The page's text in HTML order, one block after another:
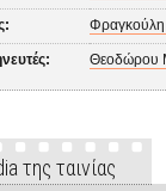
Φραγκούλη
Θεοδώρου
της ταινίας